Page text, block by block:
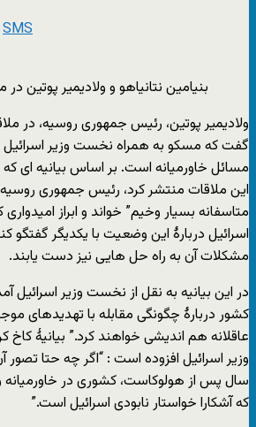
SMS
بنیامین نتانیاهو و ولادیمیر پوتین
ولادیمیر پوتین، رئیس جمهوری روسیه، در
گفت که مسکو به همراه نخست وزیر
مسائل خاورمیانه است. بر اساس بیانیه ای
این ملاقات منتشر کرد، رئیس جمهوری
متاسفانه بسیار وخیم” خواند و ابراز
اسرائیل دربارۀ این وضعیت با یکدیگر گفتگو
مشکلات آن به راه حل هایی نیز دست یابند.
در این بیانیه به نقل از نخست وزیر اسرائیل
کشور دربارۀ چگونگی مقابله با تهدیدهای
عاقلانه هم اندیشی خواهند کرد.” بیانیۀ
سال پس از هولوکاست، کشوری در خاورمیانه
که آشکارا خواستار نابودی اسرائیل است.”